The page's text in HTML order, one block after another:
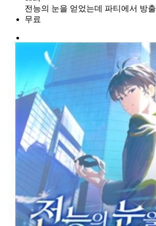
전능의 눈을 얻었는데 파티에서 방
무료